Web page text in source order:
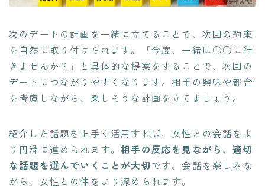
次のデートの計画を一緒に立てることで、次回の約束
を自然に取り付けられます。「今度、一緒に○○に行
きませんか？」と具体的な提案をすることで、次回の
デートにつながりやすくなります。相手の興味や都合
を考慮しながら、楽しそうな計画を立てましょう。
紹介した話題を上手く活用すれば、女性との会話をよ
り円滑に進められます。相手の反応を見ながら、適切
な話題を選んでいくことが大切です。会話を楽しみな
がら、女性との仲をより深められます。